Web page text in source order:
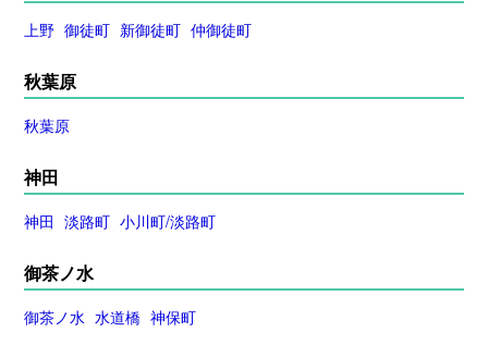
上野 御徒町 新御徒町 仲御徒町
秋葉原
秋葉原
神田
神田 淡路町 小川町/淡路町
御茶ノ水
御茶ノ水 水道橋 神保町